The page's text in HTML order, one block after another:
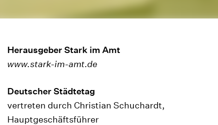
Herausgeber Stark im Amt
www.stark-im-amt.de
Deutscher Städtetag
vertreten durch Christian Schuchardt,
Hauptgeschäftsführer